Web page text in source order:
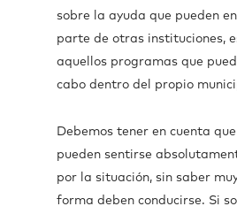
sobre la ayuda que pueden
parte de otras instituciones,
aquellos programas que
cabo dentro del propio
Debemos tener en cuenta
pueden sentirse
por la situación, sin saber
forma deben conducirse. Si